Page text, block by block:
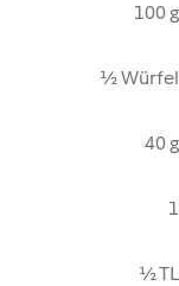
100 g
½ Würfel
40 g
1
½ TL